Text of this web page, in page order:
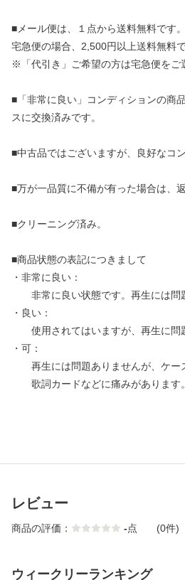
■メール便は、１点から送料無料です。
宅急便の場合、2,500円以上送料無料で
※「代引き」ご希望の方は宅急便をご
■「非常に良い」コンディションの商
スに交換済みです。
■中古品ではございますが、良好なコ
■万が一品質に不備が有った場合は、返
■クリーニング済み。
■商品状態の表記につきまして
・非常に良い：
非常に良い状態です。再生には問
・良い：
使用されてはいますが、再生に問
・可：
再生には問題ありませんが、ケー
歌詞カードなどに痛みがあります。
レビュー
商品の評価： -点 (0件)
ウィークリーランキング